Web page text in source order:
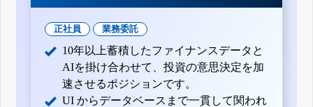
正社員 業務委託
10年以上蓄積したファイナンスデータと
AIを掛け合わせて、投資の意思決定を加
速させるポジションです。
UI からデータベースまで一貫して関われ